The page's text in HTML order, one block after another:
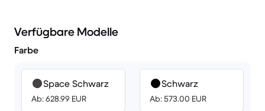
Verfügbare Modelle
Farbe
Space Schwarz
Ab: 628.99 EUR
Schwarz
Ab: 573.00 EUR